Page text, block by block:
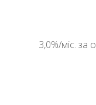
3,0%/міс. за